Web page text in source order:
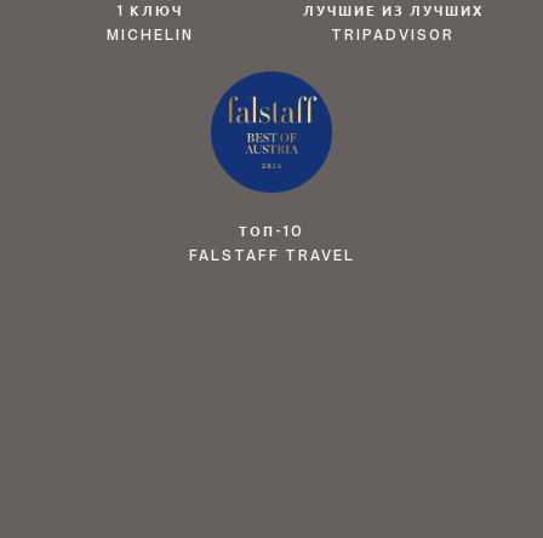
1 КЛЮЧ
MICHELIN
ЛУЧШИЕ ИЗ ЛУЧШИХ
TRIPADVISOR
ТОП-10
FALSTAFF TRAVEL